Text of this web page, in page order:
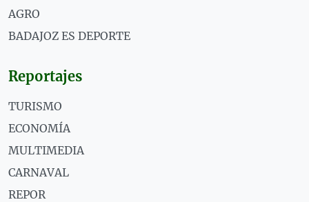
AGRO
BADAJOZ ES DEPORTE
Reportajes
TURISMO
ECONOMÍA
MULTIMEDIA
CARNAVAL
REPOR